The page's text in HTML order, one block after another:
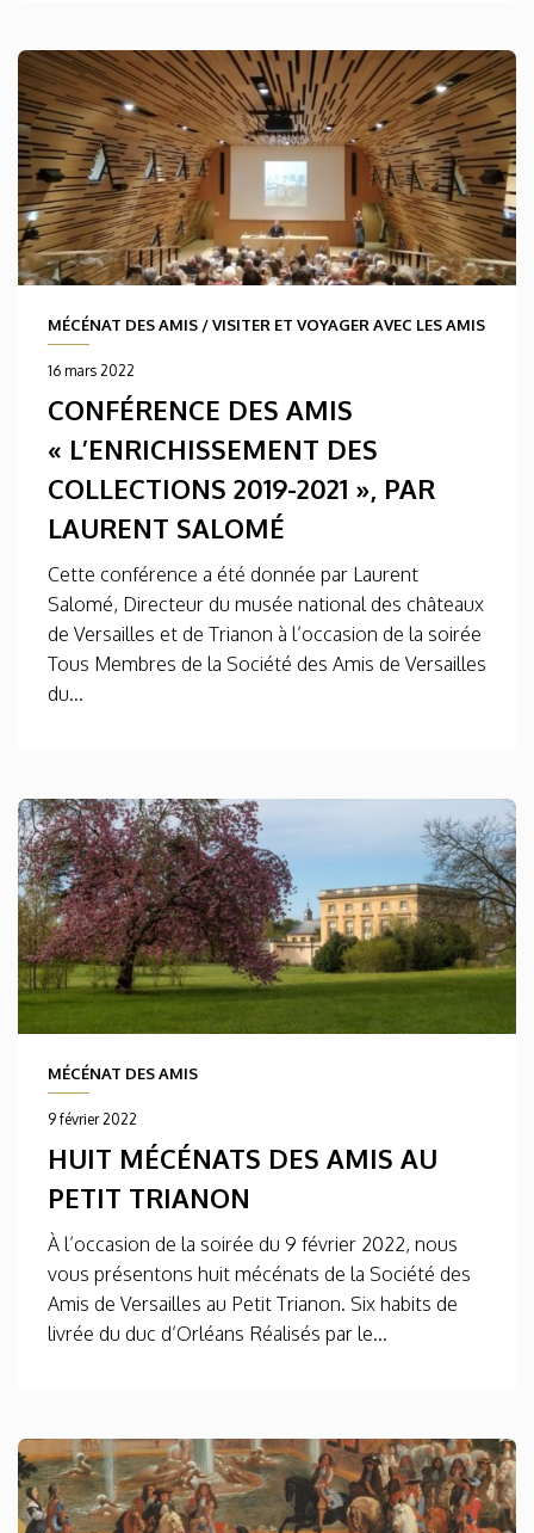
MÉCÉNAT DES AMIS /VISITER ET VOYAGER AVEC LES AMIS
16 mars 2022
CONFÉRENCE DES AMIS
« L’ENRICHISSEMENT DES
COLLECTIONS 2019-2021 », PAR
LAURENT SALOMÉ
Cette conférence a été donnée par Laurent
Salomé, Directeur du musée national des châteaux
de Versailles et de Trianon à l’occasion de la soirée
Tous Membres de la Société des Amis de Versailles
du...
MÉCÉNAT DES AMIS
9 février 2022
HUIT MÉCÉNATS DES AMIS AU
PETIT TRIANON
À l’occasion de la soirée du 9 février 2022, nous
vous présentons huit mécénats de la Société des
Amis de Versailles au Petit Trianon. Six habits de
livrée du duc d’Orléans Réalisés par le...